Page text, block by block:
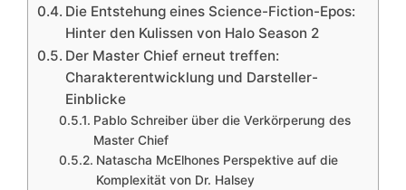
Die Entstehung eines Science-Fiction-Epos:
Hinter den Kulissen von Halo Season 2
Der Master Chief erneut treffen:
Charakterentwicklung und Darsteller-
Einblicke
Pablo Schreiber über die Verkörperung des
Master Chief
Natascha McElhones Perspektive auf die
Komplexität von Dr. Halsey